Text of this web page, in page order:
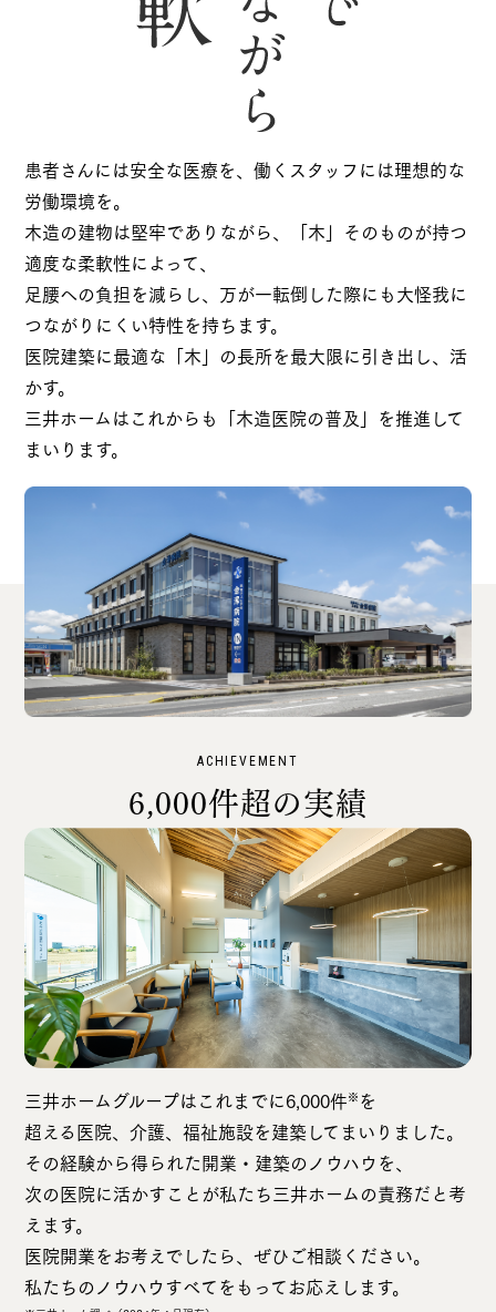
患者さんには安全な医療を、働くスタッフには理想的な
労働環境を。
木造の建物は堅牢でありながら、「木」そのものが持つ
適度な柔軟性によって、
足腰への負担を減らし、万が一転倒した際にも大怪我に
つながりにくい特性を持ちます。
医院建築に最適な「木」の長所を最大限に引き出し、活
かす。
三井ホームはこれからも「木造医院の普及」を推進して
まいります。
ACHIEVEMENT
6,000件超の実績
三井ホームグループはこれまでに6,000件※ を
超える医院、介護、福祉施設を建築してまいりました。
その経験から得られた開業・建築のノウハウを、
次の医院に活かすことが私たち三井ホームの責務だと考
えます。
医院開業をお考えでしたら、ぜひご相談ください。
私たちのノウハウすべてをもってお応えします。